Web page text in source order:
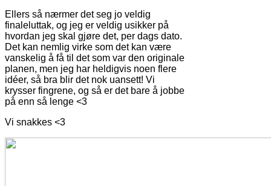
Ellers så nærmer det seg jo veldig
finaleluttak, og jeg er veldig usikker på
hvordan jeg skal gjøre det, per dags dato.
Det kan nemlig virke som det kan være
vanskelig å få til det som var den originale
planen, men jeg har heldigvis noen flere
idéer, så bra blir det nok uansett! Vi
krysser fingrene, og så er det bare å jobbe
på enn så lenge <3
Vi snakkes <3